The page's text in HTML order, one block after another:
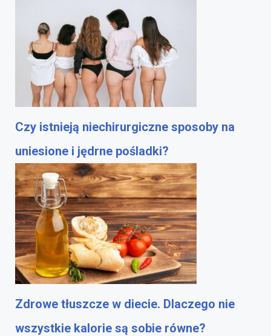
Czy istnieją niechirurgiczne sposoby na
uniesione i jędrne pośladki?
Zdrowe tłuszcze w diecie. Dlaczego nie
wszystkie kalorie są sobie równe?